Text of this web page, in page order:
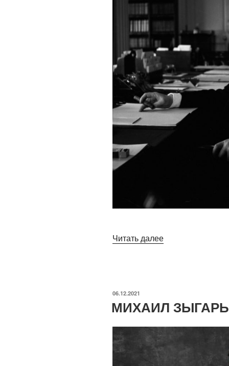
Читать далее«ЧЕРЧИЛЬ»
ОПУБЛИКОВАНО
06.12.2021
МИХАИЛ ЗЫГАРЬ